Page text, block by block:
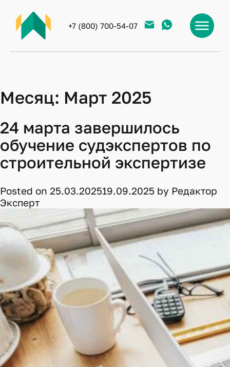
+7 (800) 700-54-07
Месяц: Март 2025
24 марта завершилось
обучение судэкспертов по
строительной экспертизе
Posted on 25.03.202519.09.2025 by Редактор
Эксперт